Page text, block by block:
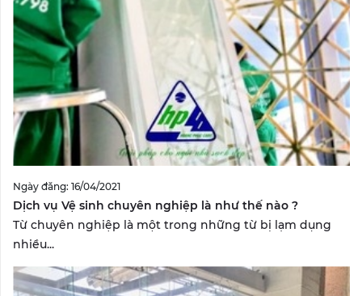
Ngày đăng: 16/04/2021
Dịch vụ Vệ sinh chuyên nghiệp là như thế nào ?
Từ chuyên nghiệp là một trong những từ bị lạm dụng
nhiều...